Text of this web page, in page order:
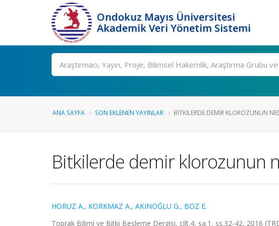
Ondokuz Mayıs Üniversitesi
Akademik Veri Yönetim Sistemi
Ara
ANA SAYFA SON EKLENEN YAYINLAR BITKILERDE DEMIR KLOROZUNUN
Bitkilerde demir klorozunun
HORUZ A., KORKMAZ A., AKINOĞLU G., BOZ E.
Toprak Bilimi ve Bitki Besleme Dergisi, cilt.4, sa.1, ss.32-42, 2016